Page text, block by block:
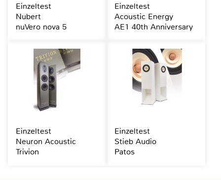
Einzeltest
Nubert
nuVero nova 5
Einzeltest
Acoustic Energy
AE1 40th Anniversary
Einzeltest
Neuron Acoustic
Trivion
Einzeltest
Stieb Audio
Patos